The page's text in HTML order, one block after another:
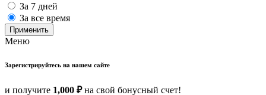
За 7 дней
За все время
Применить
Меню
Зарегистрируйтесь на нашем сайте
и получите 1,000 ₽на свой бонусный счет!